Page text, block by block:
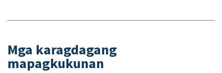
Mga karagdagang
mapagkukunan